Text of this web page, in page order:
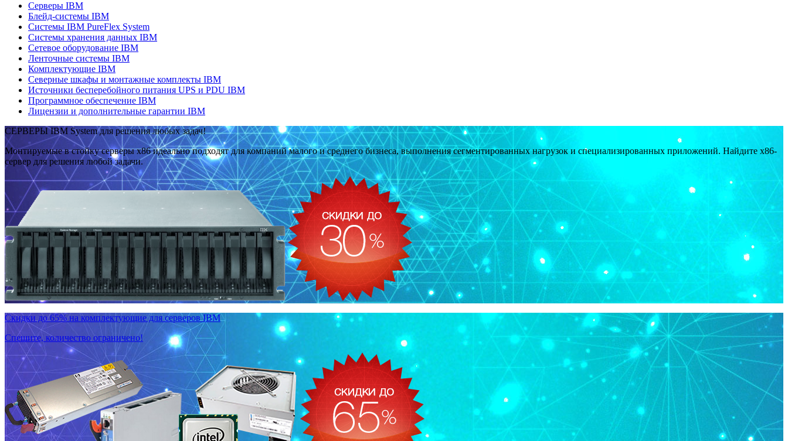
Серверы IBM
Блейд-системы IBM
Системы IBM PureFlex System
Системы хранения данных IBM
Сетевое оборудование IBM
Ленточные системы IBM
Комплектующие IBM
Северные шкафы и монтажные комплекты IBM
Источники бесперебойного питания UPS и PDU IBM
Программное обеспечение IBM
Лицензии и дополнительные гарантии IBM
СЕРВЕРЫ IBM System для решения любых задач!
Монтируемые в стойку серверы x86 идеально подходят для компаний малого и среднего бизнеса, выполнения сегментированных нагрузок и специализированных приложений. Найдите x86-
сервер для решения любой задачи.
Скидки до 65% на комплектующие для серверов IBM
Спешите, количество ограничено!